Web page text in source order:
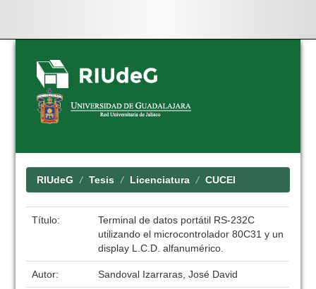
Skip
navigation
RIUdeG Tesis Licenciatura CUCEI
Título:
Terminal de datos portátil RS-232C
utilizando el microcontrolador 80C31 y un
display L.C.D. alfanumérico.
Autor: Sandoval Izarraras, José David